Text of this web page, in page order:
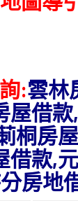
:雲林
借
桐房
款,
房地